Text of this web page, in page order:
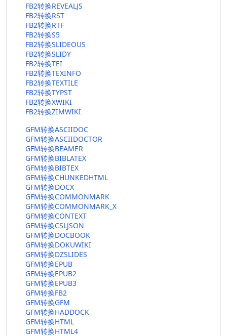
FB2转换REVEALJS
FB2转换RST
FB2转换RTF
FB2转换S5
FB2转换SLIDEOUS
FB2转换SLIDY
FB2转换TEI
FB2转换TEXINFO
FB2转换TEXTILE
FB2转换TYPST
FB2转换XWIKI
FB2转换ZIMWIKI
GFM转换ASCIIDOC
GFM转换ASCIIDOCTOR
GFM转换BEAMER
GFM转换BIBLATEX
GFM转换BIBTEX
GFM转换CHUNKEDHTML
GFM转换DOCX
GFM转换COMMONMARK
GFM转换COMMONMARK_X
GFM转换CONTEXT
GFM转换CSLJSON
GFM转换DOCBOOK
GFM转换DOKUWIKI
GFM转换DZSLIDES
GFM转换EPUB
GFM转换EPUB2
GFM转换EPUB3
GFM转换FB2
GFM转换GFM
GFM转换HADDOCK
GFM转换HTML
GFM转换HTML4